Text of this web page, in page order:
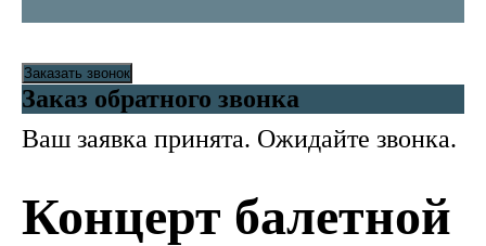
Заказать звонок
Заказ обратного звонка
Ваш заявка принята. Ожидайте звонка.
Концерт балетной